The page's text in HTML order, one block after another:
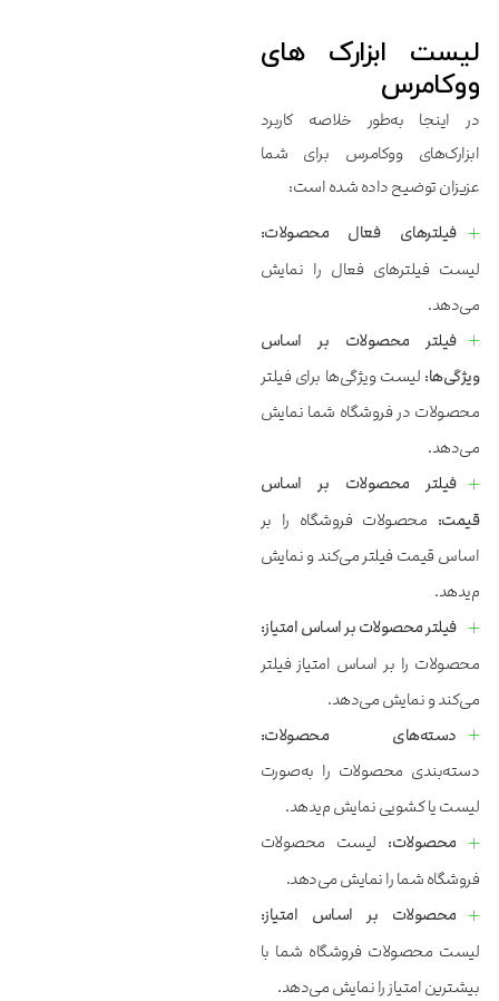
لیست ابزارک های
ووکامرس
در اینجا به‌‌‌‌‌طور خلاصه کاربرد
ابزارک‌‌‌‌‌های ووکامرس برای شما
عزیزان توضیح داده شده است:
فیلترهای فعال محصولات:
لیست فیلترهای فعال را نمایش
می‌‌‌‌‌دهد.
فیلتر محصولات بر اساس
ویژگی‌‌‌‌‌ها: لیست ویژگی‌‌‌‌‌ها برای فیلتر
محصولات در فروشگاه شما نمایش
می‌‌‌‌‌دهد.
فیلتر محصولات بر اساس
قیمت: محصولات فروشگاه را بر
اساس قیمت فیلتر می‌‌‌‌‌کند و نمایش
م‌‌‌‌‌یدهد.
فیلتر محصولات بر اساس امتیاز:
محصولات را بر اساس امتیاز فیلتر
می‌‌‌‌‌کند و نمایش می‌‌‌‌‌دهد.
دسته‌‌‌‌‌های محصولات:
دسته‌‌‌‌‌بندی محصولات را به‌‌‌‌‌صورت
لیست یا کشویی نمایش م‌‌‌‌‌یدهد.
محصولات: لیست محصولات
فروشگاه شما را نمایش می‌‌‌‌‌دهد.
محصولات بر اساس امتیاز:
لیست محصولات فروشگاه شما با
بیشترین امتیاز را نمایش می‌‌‌‌‌دهد.